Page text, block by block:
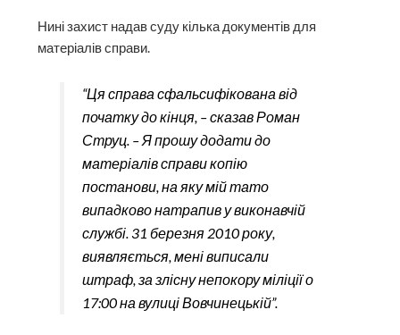
Нині захист надав суду кілька документів для
матеріалів справи.
“Ця справа сфальсифікована від
початку до кінця, – сказав Роман
Струц. – Я прошу додати до
матеріалів справи копію
постанови, на яку мій тато
випадково натрапив у виконавчій
службі. 31 березня 2010 року,
виявляється, мені виписали
штраф, за злісну непокору міліції о
17:00 на вулиці Вовчинецькій”.